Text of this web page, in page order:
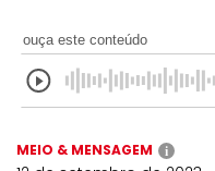
ouça este conteúdo
MEIO & MENSAGEM i